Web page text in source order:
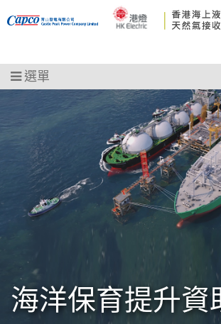
選單
海洋保育提升資